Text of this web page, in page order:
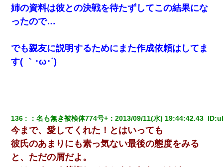
姉の資料は彼との決戦を待たずしてこの結果にな
ったので…
でも親友に説明するためにまた作成依頼はしてま
す( ｀･ω･´)
136 ：名も無き被検体774号+ ：2013/09/11(水) 19:44:42.43 ID:
今まで、愛してくれた！とはいっても
彼氏のあまりにも素っ気ない最後の態度をみる
と、ただの屑だよ。